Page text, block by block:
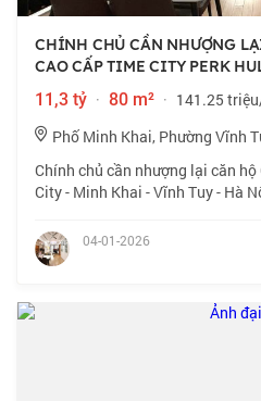
CHÍNH CHỦ CẦN NHƯỢNG
CAO CẤP TIME CITY PERK
11,3 tỷ · 80 m² · 141.25
Phố Minh Khai, Phường Vĩnh
Chính chủ cần nhượng lại căn
City - Minh Khai - Vĩnh Tuy - Hà
lứa tuổi an cư và
04-01-2026